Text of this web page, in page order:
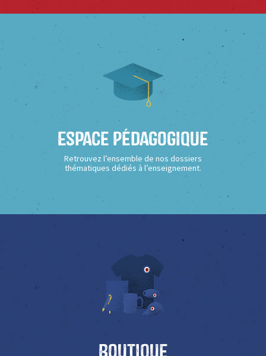
Espace Pédagogique
Retrouvez l’ensemble de nos dossiers
thématiques dédiés à l’enseignement.
Boutique